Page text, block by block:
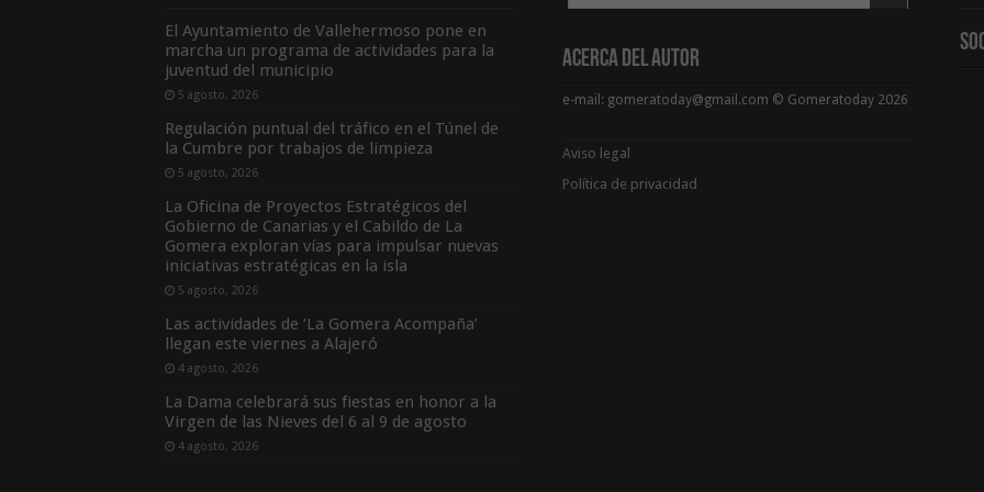
El Ayuntamiento de Vallehermoso pone en
marcha un programa de actividades para la
juventud del municipio
5 agosto, 2026
Regulación puntual del tráfico en el Túnel de
la Cumbre por trabajos de limpieza
5 agosto, 2026
La Oficina de Proyectos Estratégicos del
Gobierno de Canarias y el Cabildo de La
Gomera exploran vías para impulsar nuevas
iniciativas estratégicas en la isla
5 agosto, 2026
Las actividades de ‘La Gomera Acompaña’
llegan este viernes a Alajeró
4 agosto, 2026
La Dama celebrará sus fiestas en honor a la
Virgen de las Nieves del 6 al 9 de agosto
4 agosto, 2026
Acerca del Autor
e-mail: gomeratoday@gmail.com © Gomeratoday 2026
Aviso legal
Política de privacidad